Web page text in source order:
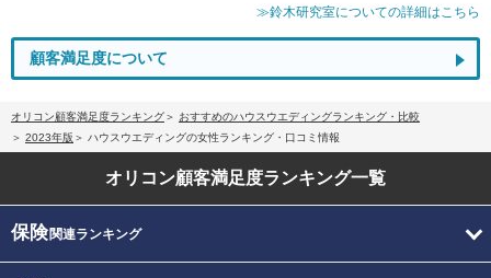
≫鈴木研究室についての詳細はこちら
顧客満足度について
オリコン顧客満足度ランキング
おすすめのハウスウエディングランキング・比較
2023年版
ハウスウエディングの女性ランキング・口コミ情報
オリコン顧客満足度ランキング一覧
保険関連ランキング